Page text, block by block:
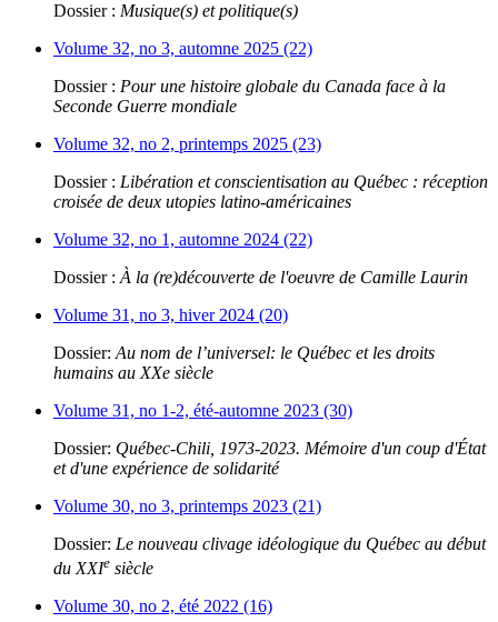
Dossier : Musique(s) et politique(s)
Volume 32, no 3, automne 2025 (22)
Dossier : Pour une histoire globale du Canada face à la
Seconde Guerre mondiale
Volume 32, no 2, printemps 2025 (23)
Dossier : Libération et conscientisation au Québec : réception
croisée de deux utopies latino-américaines
Volume 32, no 1, automne 2024 (22)
Dossier : À la (re)découverte de l'oeuvre de Camille Laurin
Volume 31, no 3, hiver 2024 (20)
Dossier: Au nom de l’universel: le Québec et les droits
humains au XXe siècle
Volume 31, no 1-2, été-automne 2023 (30)
Dossier: Québec-Chili, 1973-2023. Mémoire d'un coup d'État
et d'une expérience de solidarité
Volume 30, no 3, printemps 2023 (21)
Dossier: Le nouveau clivage idéologique du Québec au début
du XXIe siècle
Volume 30, no 2, été 2022 (16)